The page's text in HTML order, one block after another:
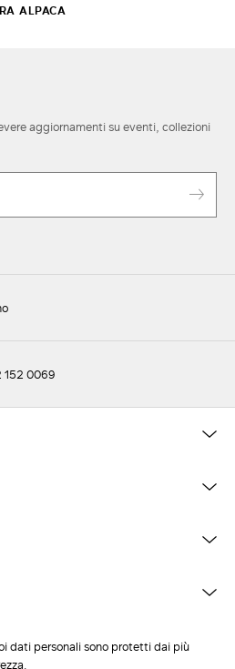
ALPACA
aggiornamenti su eventi, collezioni
152 0069
dati personali sono protetti dai più